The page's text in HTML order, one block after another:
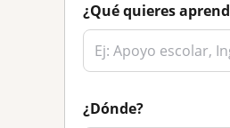
¿Qué quieres
¿Dónde?